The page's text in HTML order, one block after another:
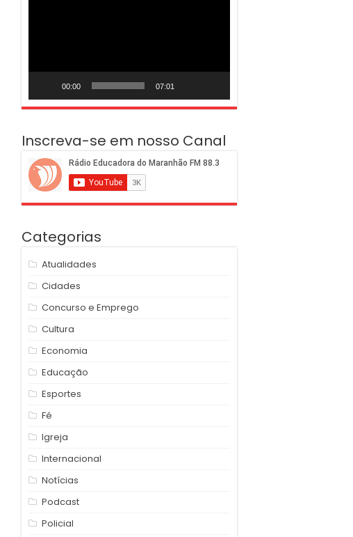
00:00 07:01
Inscreva-se em nosso Canal
Categorias
Atualidades
Cidades
Concurso e Emprego
Cultura
Economia
Educação
Esportes
Fé
Igreja
Internacional
Notícias
Podcast
Policial